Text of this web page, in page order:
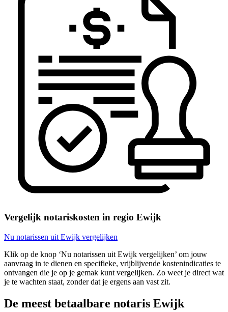
Vergelijk notariskosten in regio Ewijk
Nu notarissen uit Ewijk vergelijken
Klik op de knop ‘Nu notarissen uit Ewijk vergelijken’ om jouw
aanvraag in te dienen en specifieke, vrijblijvende kostenindicaties te
ontvangen die je op je gemak kunt vergelijken. Zo weet je direct wat
je te wachten staat, zonder dat je ergens aan vast zit.
De meest betaalbare notaris Ewijk